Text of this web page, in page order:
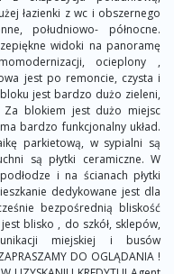
łazienki z wc i obszernego
południowo- północne.
widoki na panoramę
ocieplony ,
jest po remoncie, czysta i
jest bardzo dużo zieleni,
blokiem jest dużo miejsc
bardzo funkcjonalny układ.
parkietową, w sypialni są
są płytki ceramiczne. W
i na ścianach płytki
dedykowane jest dla
bezpośrednią bliskość
blisko , do szkół, sklepów,
miejskiej i busów
DO OGLĄDANIA !